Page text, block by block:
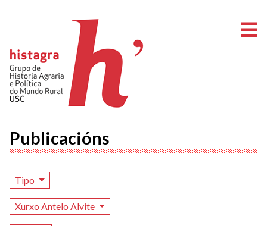
Publicacións
Tipo
Xurxo Antelo Alvite